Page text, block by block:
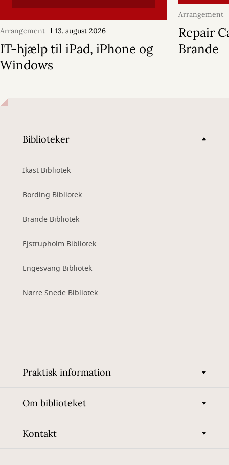
Arrangement 13. august 2026
IT-hjælp til iPad, iPhone og
Windows
Arrangement
2026
Repair
Brande
Biblioteker
Ikast Bibliotek
Bording Bibliotek
Brande Bibliotek
Ejstrupholm Bibliotek
Engesvang Bibliotek
Nørre Snede Bibliotek
Praktisk information
Om biblioteket
Kontakt